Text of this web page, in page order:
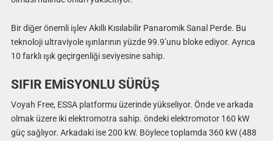
Bir diğer önemli işlev Akıllı Kısılabilir Panaromik Sanal Perde. Bu
teknoloji ultraviyole ışınlarının yüzde 99.9’unu bloke ediyor. Ayrıca
10 farklı ışık geçirgenliği seviyesine sahip.
SIFIR EMİSYONLU SÜRÜŞ
Voyah Free, ESSA platformu üzerinde yükseliyor. Önde ve arkada
olmak üzere iki elektromotra sahip. öndeki elektromotor 160 kW
güç sağlıyor. Arkadaki ise 200 kW. Böylece toplamda 360 kW (488